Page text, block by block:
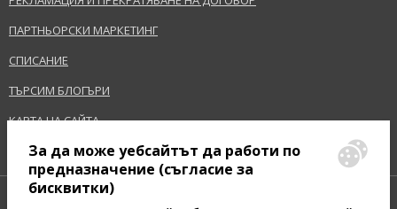
ПАРТНЬОРСКИ МАРКЕТИНГ
СПИСАНИЕ
ТЪРСИМ БЛОГЪРИ
КАРТА НА САЙТА
За да може уебсайтът да работи по
предназначение (съгласие за
бисквитки)